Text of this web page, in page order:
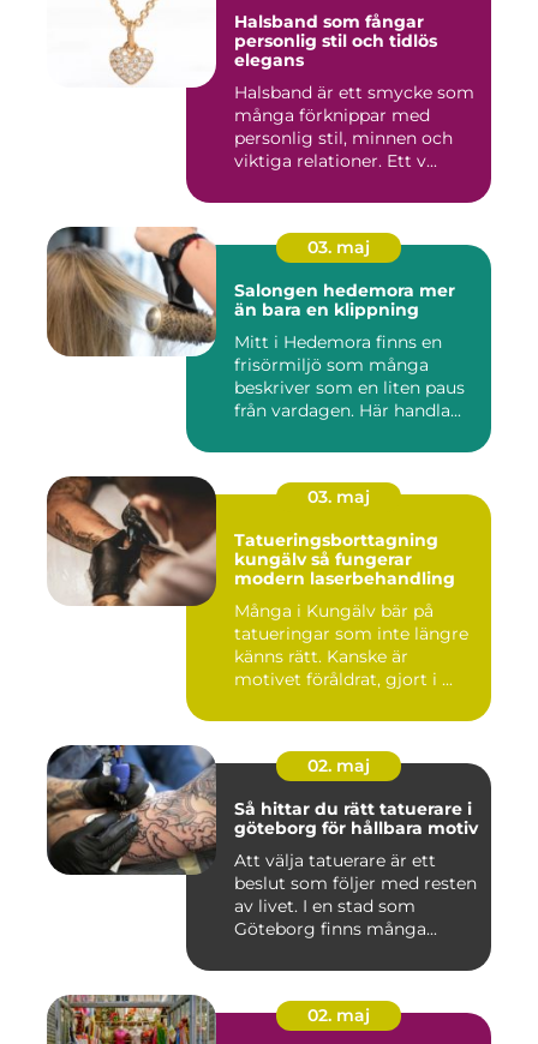
Halsband som fångar
personlig stil och tidlös
elegans
Halsband är ett smycke som
många förknippar med
personlig stil, minnen och
viktiga relationer. Ett v...
03. maj
Salongen hedemora mer
än bara en klippning
Mitt i Hedemora finns en
frisörmiljö som många
beskriver som en liten paus
från vardagen. Här handla...
03. maj
Tatueringsborttagning
kungälv så fungerar
modern laserbehandling
Många i Kungälv bär på
tatueringar som inte längre
känns rätt. Kanske är
motivet föråldrat, gjort i ...
02. maj
Så hittar du rätt tatuerare i
göteborg för hållbara motiv
Att välja tatuerare är ett
beslut som följer med resten
av livet. I en stad som
Göteborg finns många...
02. maj